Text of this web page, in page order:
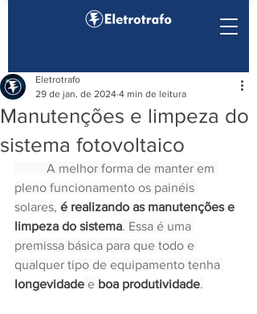
Manutenções e limpeza do
sistema fotovoltaico
Eletrotrafo
29 de jan. de 2024 4 min de leitura
pleno funcionamento os painéis
solares, é realizando as manutenções e
limpeza do sistema. Essa é uma
premissa básica para que todo e
qualquer tipo de equipamento tenha
longevidade e boa produtividade.